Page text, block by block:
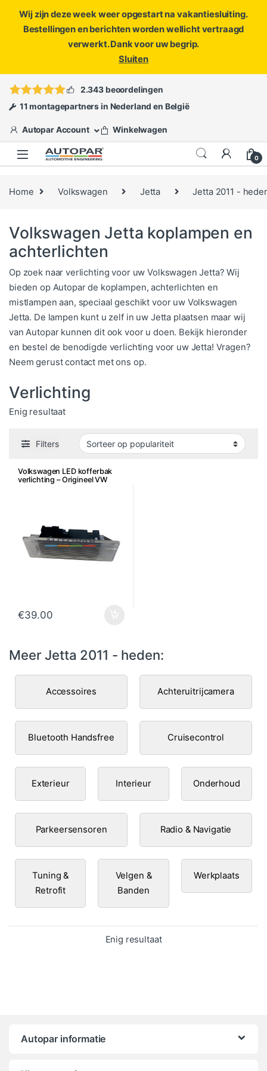
Wij zijn deze week weer opgestart na vakantiesluiting.
Bestellingen en berichten worden wellicht vertraagd
verwerkt. Dank voor uw begrip.
Sluiten
ofopen een ticket
2.343 beoordelingen
11 montagepartners in Nederland en België
Autopar Account Winkelwagen
0
Home Volkswagen Jetta Jetta 2011 -
Volkswagen Jetta koplampen en
achterlichten
Op zoek naar verlichting voor uw Volkswagen Jetta? Wij
bieden op Autopar de koplampen, achterlichten en
mistlampen aan, speciaal geschikt voor uw Volkswagen
Jetta. De lampen kunt u zelf in uw Jetta plaatsen maar wij
van Autopar kunnen dit ook voor u doen. Bekijk hieronder
en bestel de benodigde verlichting voor uw Jetta! Vragen?
Neem gerust contact met ons op.
Verlichting
Enig resultaat
Filters
Volkswagen LED kofferbak
verlichting – Origineel VW
€39.00
Meer Jetta 2011 - heden:
Accessoires Achteruitrijcamera
Bluetooth Handsfree Cruisecontrol
Exterieur Interieur Onderhoud
Parkeersensoren Radio & Navigatie
Tuning &
Retrofit
Velgen &
Banden
Werkplaats
Enig resultaat
Autopar informatie